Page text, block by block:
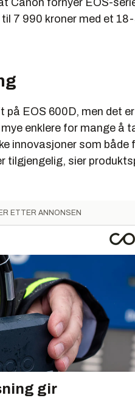
unna for fallet i
18 prosent til 19 000
men fra et lavt nivå, var
som noen kaller dem. Det
prosent.
bransjen at markedet
på grunn av
Canon fornyer EOS-
7 990 kroner med et
EOS 600D, men det
enklere for mange å
innovasjoner som både
tilgjengelig, sier
ETTER ANNONSEN
gir